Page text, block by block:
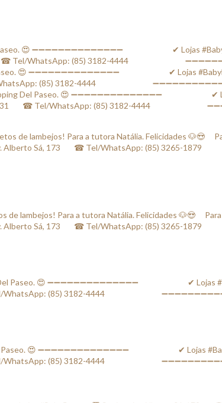
lambejos! Para a tutora Natália. Felicidades 🐶😍 ⠀
Alberto Sá, 173⠀⠀ ☎ Tel/WhatsApp: (85) 3265-
😍 ➖➖➖➖➖➖➖➖➖➖➖➖➖➖ ⠀⠀⠀⠀⠀⠀⠀⠀✔
(85) 3182-4444⠀⠀⠀⠀ ⠀⠀⠀⠀⠀